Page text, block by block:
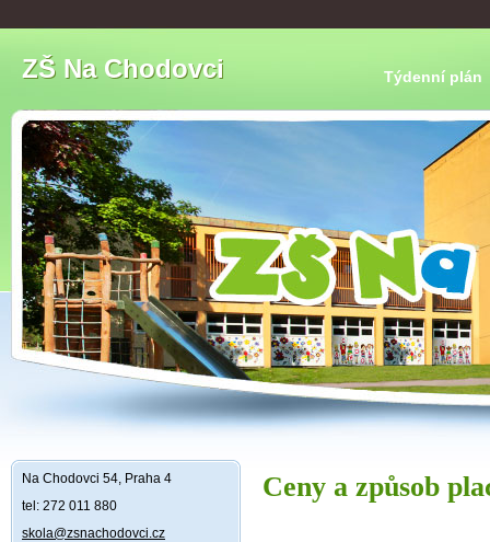
ZŠ Na Chodovci Týdenní plán
Na Chodovci 54, Praha 4
tel: 272 011 880
skola@zsnachodovci.cz
Ceny a způsob